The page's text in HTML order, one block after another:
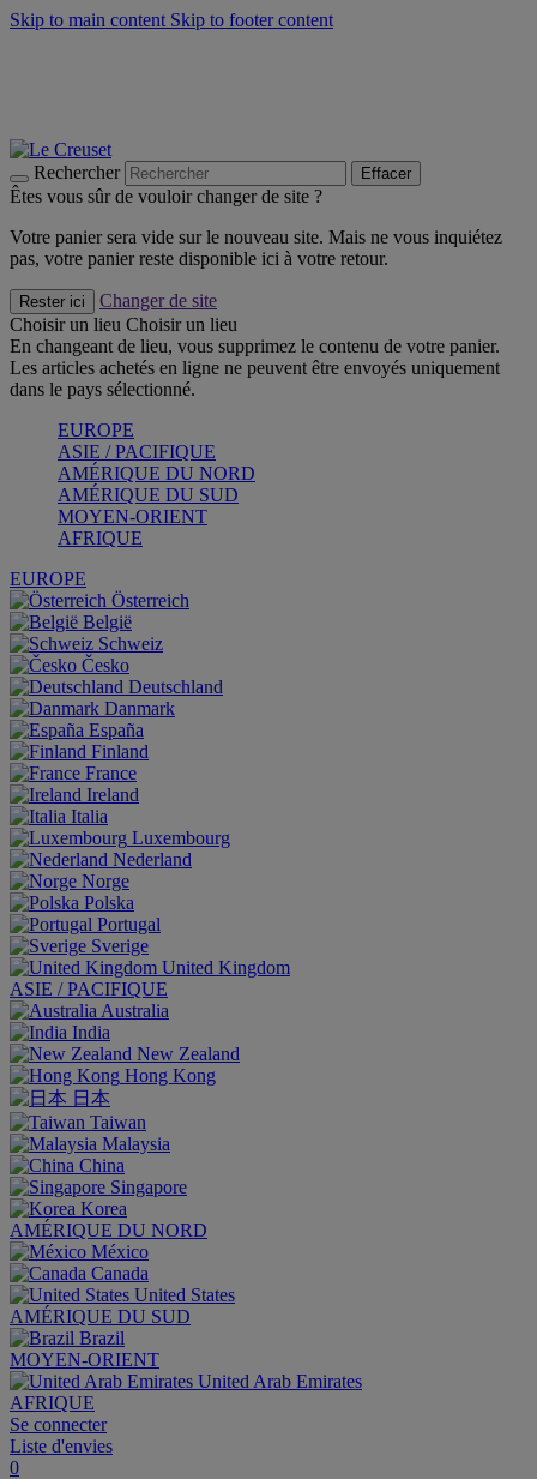
Skip to main content Skip to footer content
Rechercher Effacer
Êtes vous sûr de vouloir changer de site ?
Votre panier sera vide sur le nouveau site. Mais ne vous inquiétez
pas, votre panier reste disponible ici à votre retour.
Rester ici
Changer de site
Choisir un lieu Choisir un lieu
En changeant de lieu, vous supprimez le contenu de votre panier.
Les articles achetés en ligne ne peuvent être envoyés uniquement
dans le pays sélectionné.
EUROPE
ASIE / PACIFIQUE
AMÉRIQUE DU NORD
AMÉRIQUE DU SUD
MOYEN-ORIENT
AFRIQUE
EUROPE
Österreich
België
Schweiz
Česko
Deutschland
Danmark
España
Finland
France
Ireland
Italia
Luxembourg
Nederland
Norge
Polska
Portugal
Sverige
United Kingdom
ASIE / PACIFIQUE
Australia
India
New Zealand
Hong Kong
日本
Taiwan
Malaysia
China
Singapore
Korea
AMÉRIQUE DU NORD
México
Canada
United States
AMÉRIQUE DU SUD
Brazil
MOYEN-ORIENT
United Arab Emirates
AFRIQUE
Se connecter
Liste d'envies
0